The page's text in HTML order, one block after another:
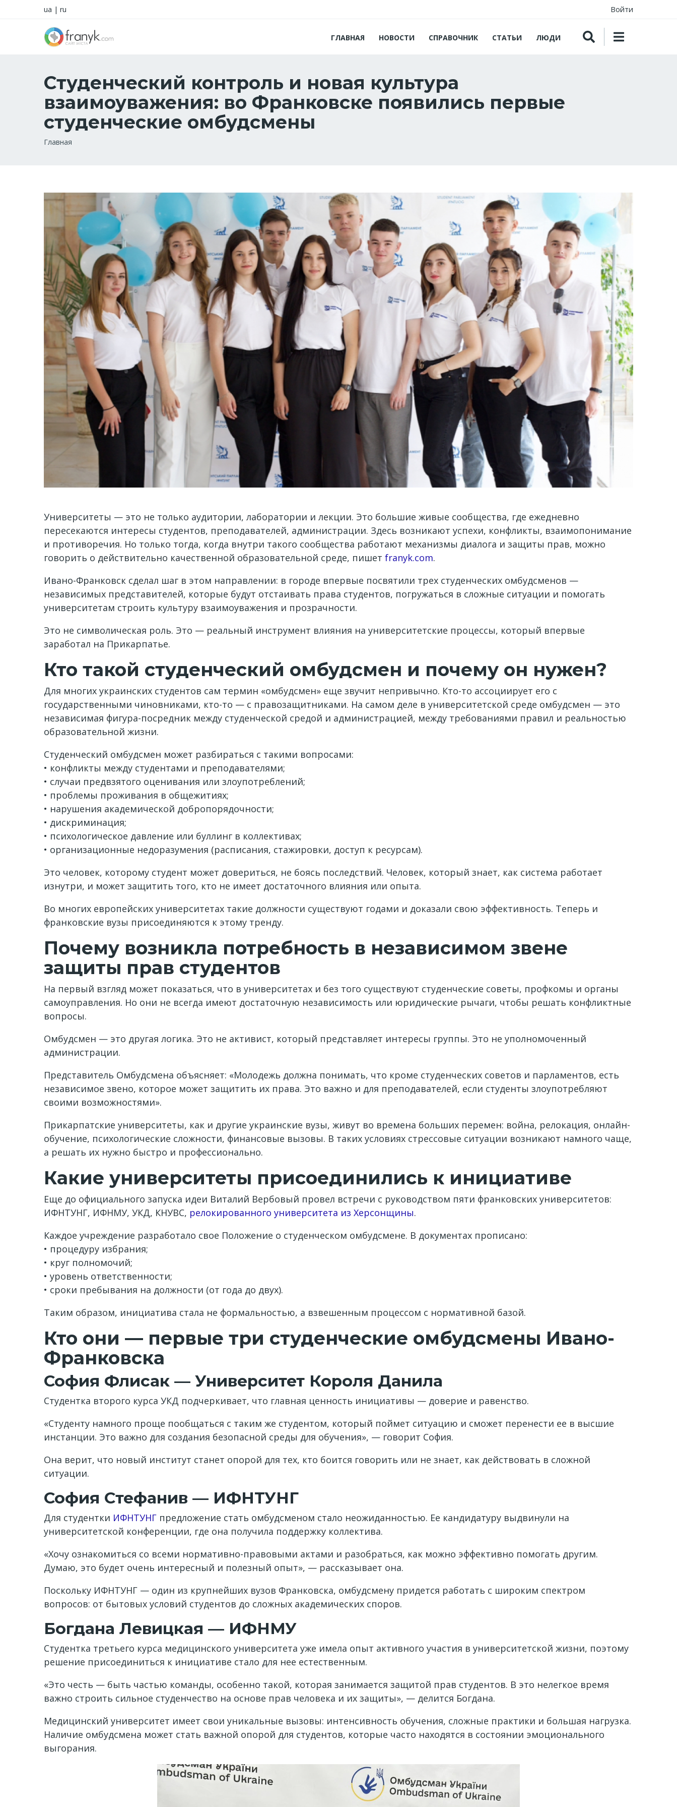
ua | ru Войти
ГЛАВНАЯ НОВОСТИ СПРАВОЧНИК СТАТЬИ ЛЮДИ
Студенческий контроль и новая культура
взаимоуважения: во Франковске появились первые
студенческие омбудсмены
Строка
Главная
Университеты — это не только аудитории, лаборатории и лекции. Это большие живые сообщества, где ежедневно
пересекаются интересы студентов, преподавателей, администрации. Здесь возникают успехи, конфликты, взаимопонимание
и противоречия. Но только тогда, когда внутри такого сообщества работают механизмы диалога и защиты прав, можно
говорить о действительно качественной образовательной среде, пишет franyk.com.
Ивано-Франковск сделал шаг в этом направлении: в городе впервые посвятили трех студенческих омбудсменов —
независимых представителей, которые будут отстаивать права студентов, погружаться в сложные ситуации и помогать
университетам строить культуру взаимоуважения и прозрачности.
Это не символическая роль. Это — реальный инструмент влияния на университетские процессы, который впервые
заработал на Прикарпатье.
Кто такой студенческий омбудсмен и почему он нужен?
Для многих украинских студентов сам термин «омбудсмен» еще звучит непривычно. Кто-то ассоциирует его с
государственными чиновниками, кто-то — с правозащитниками. На самом деле в университетской среде омбудсмен — это
независимая фигура-посредник между студенческой средой и администрацией, между требованиями правил и реальностью
образовательной жизни.
Студенческий омбудсмен может разбираться с такими вопросами:
• конфликты между студентами и преподавателями;
• случаи предвзятого оценивания или злоупотреблений;
• проблемы проживания в общежитиях;
• нарушения академической добропорядочности;
• дискриминация;
• психологическое давление или буллинг в коллективах;
• организационные недоразумения (расписания, стажировки, доступ к ресурсам).
Это человек, которому студент может довериться, не боясь последствий. Человек, который знает, как система работает
изнутри, и может защитить того, кто не имеет достаточного влияния или опыта.
Во многих европейских университетах такие должности существуют годами и доказали свою эффективность. Теперь и
франковские вузы присоединяются к этому тренду.
Почему возникла потребность в независимом звене
защиты прав студентов
На первый взгляд может показаться, что в университетах и без того существуют студенческие советы, профкомы и органы
самоуправления. Но они не всегда имеют достаточную независимость или юридические рычаги, чтобы решать конфликтные
вопросы.
Омбудсмен — это другая логика. Это не активист, который представляет интересы группы. Это не уполномоченный
администрации.
Представитель Омбудсмена объясняет: «Молодежь должна понимать, что кроме студенческих советов и парламентов, есть
независимое звено, которое может защитить их права. Это важно и для преподавателей, если студенты злоупотребляют
своими возможностями».
Прикарпатские университеты, как и другие украинские вузы, живут во времена больших перемен: война, релокация, онлайн-
обучение, психологические сложности, финансовые вызовы. В таких условиях стрессовые ситуации возникают намного чаще,
а решать их нужно быстро и профессионально.
Какие университеты присоединились к инициативе
Еще до официального запуска идеи Виталий Вербовый провел встречи с руководством пяти франковских университетов:
ИФНТУНГ, ИФНМУ, УКД, КНУВС, релокированного университета из Херсонщины.
Каждое учреждение разработало свое Положение о студенческом омбудсмене. В документах прописано:
• процедуру избрания;
• круг полномочий;
• уровень ответственности;
• сроки пребывания на должности (от года до двух).
Таким образом, инициатива стала не формальностью, а взвешенным процессом с нормативной базой.
Кто они — первые три студенческие омбудсмены Ивано-
Франковска
София Флисак — Университет Короля Данила
Студентка второго курса УКД подчеркивает, что главная ценность инициативы — доверие и равенство.
«Студенту намного проще пообщаться с таким же студентом, который поймет ситуацию и сможет перенести ее в высшие
инстанции. Это важно для создания безопасной среды для обучения», — говорит София.
Она верит, что новый институт станет опорой для тех, кто боится говорить или не знает, как действовать в сложной
ситуации.
София Стефанив — ИФНТУНГ
Для студентки ИФНТУНГ предложение стать омбудсменом стало неожиданностью. Ее кандидатуру выдвинули на
университетской конференции, где она получила поддержку коллектива.
«Хочу ознакомиться со всеми нормативно-правовыми актами и разобраться, как можно эффективно помогать другим.
Думаю, это будет очень интересный и полезный опыт», — рассказывает она.
Поскольку ИФНТУНГ — один из крупнейших вузов Франковска, омбудсмену придется работать с широким спектром
вопросов: от бытовых условий студентов до сложных академических споров.
Богдана Левицкая — ИФНМУ
Студентка третьего курса медицинского университета уже имела опыт активного участия в университетской жизни, поэтому
решение присоединиться к инициативе стало для нее естественным.
«Это честь — быть частью команды, особенно такой, которая занимается защитой прав студентов. В это нелегкое время
важно строить сильное студенчество на основе прав человека и их защиты», — делится Богдана.
Медицинский университет имеет свои уникальные вызовы: интенсивность обучения, сложные практики и большая нагрузка.
Наличие омбудсмена может стать важной опорой для студентов, которые часто находятся в состоянии эмоционального
выгорания.